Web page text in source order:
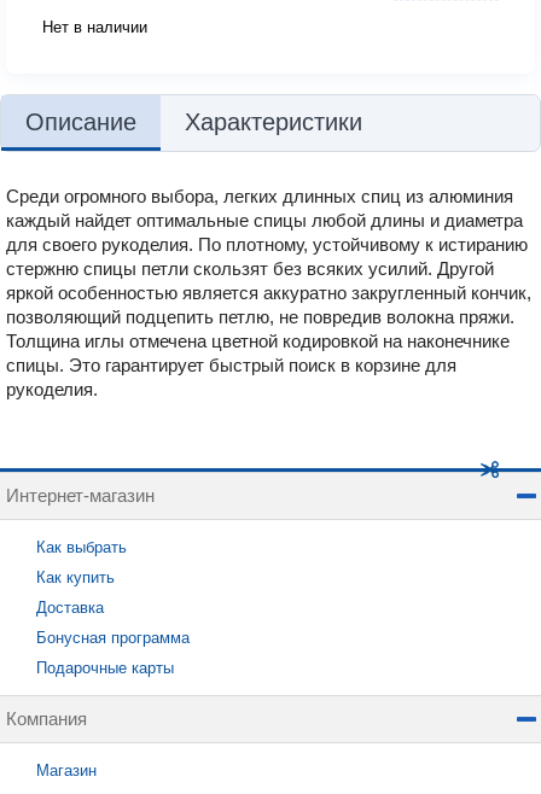
Нет в наличии
Описание Характеристики
Среди огромного выбора, легких длинных спиц из алюминия
каждый найдет оптимальные спицы любой длины и диаметра
для своего рукоделия. По плотному, устойчивому к истиранию
стержню спицы петли скользят без всяких усилий. Другой
яркой особенностью является аккуратно закругленный кончик,
позволяющий подцепить петлю, не повредив волокна пряжи.
Толщина иглы отмечена цветной кодировкой на наконечнике
спицы. Это гарантирует быстрый поиск в корзине для
рукоделия.
Интернет-магазин
Как выбрать
Как купить
Доставка
Бонусная программа
Подарочные карты
Компания
Магазин